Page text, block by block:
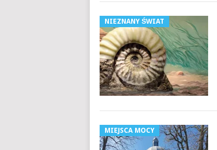
NIEZNANY ŚWIAT
MIEJSCA MOCY